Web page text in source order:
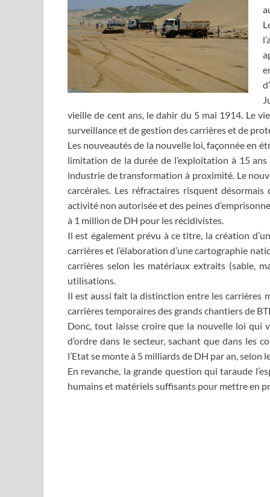
vieille de cent ans, le dahir du 5 mai 1914. Le
surveillance et de gestion des carrières et de
Les nouveautés de la nouvelle loi, façonnée en
limitation de la durée de l’exploitation à 15
industrie de transformation à proximité. Le
carcérales. Les réfractaires risquent
activité non autorisée et des peines
à 1 million de DH pour les récidivistes.
Il est également prévu à ce titre, la création
carrières et l’élaboration d’une cartographie
carrières selon les matériaux extraits (sable,
utilisations.
Il est aussi fait la distinction entre les carrières
carrières temporaires des grands chantiers de
Donc, tout laisse croire que la nouvelle loi qui
d’ordre dans le secteur, sachant que dans les
l’Etat se monte à 5 milliards de DH par an,
En revanche, la grande question qui taraude
humains et matériels suffisants pour mettre en